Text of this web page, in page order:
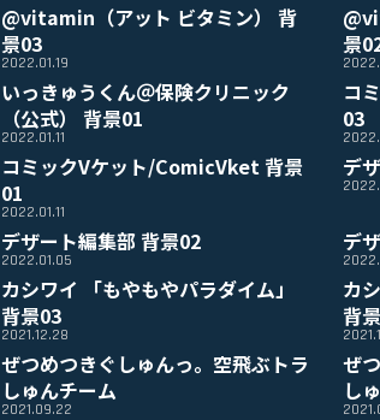
@vitamin（アット ビタミン） 背
景03
2022.01.19
景
いっきゅうくん＠保険クリニック
（公式） 背景01
2022.01.11
コ
03
コミックVケット/ComicVket 背景
01
2022.01.11
デ
デザート編集部 背景02
2022.01.05
デ
カシワイ 「もやもやパラダイム」
背景03
2021.12.28
カ
背
ぜつめつきぐしゅんっ。空飛ぶトラ
しゅんチーム
2021.09.22
ぜ
し